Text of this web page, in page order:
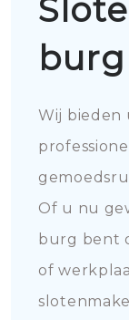
Wij bieden
Of u nu
burg bent
of